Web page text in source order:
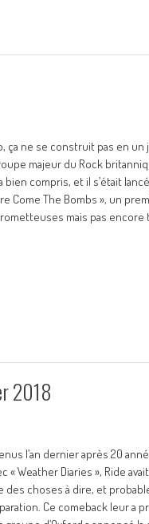
ça ne se construit pas en
majeur du Rock
bien compris, et il s’était
Come The Bombs », un
mais pas
2018
l’an dernier après 20
« Weather Diaries », Ride
des choses à dire, et
Ce comeback leur a